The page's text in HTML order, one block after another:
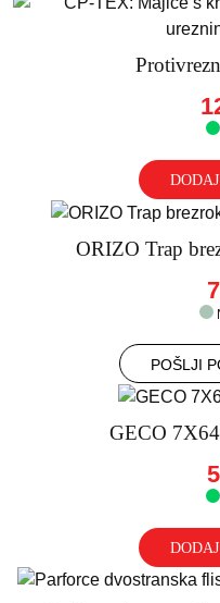
ORIZO Trap
POŠLJI
GECO